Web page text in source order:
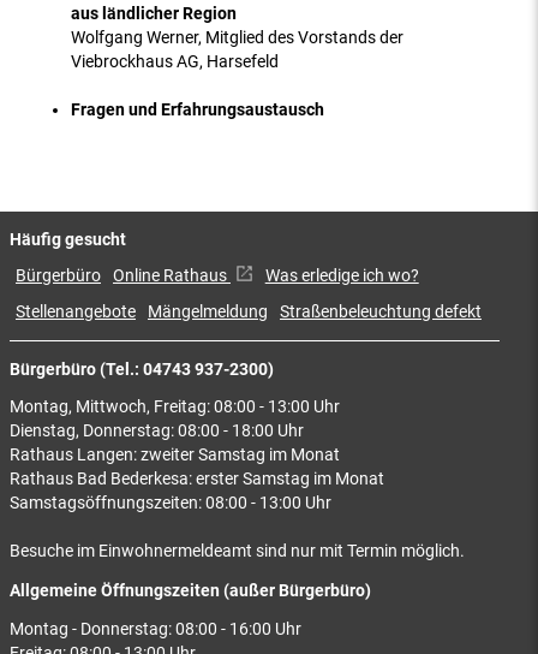
aus ländlicher Region
Wolfgang Werner, Mitglied des Vorstands der
Viebrockhaus AG, Harsefeld
Fragen und Erfahrungsaustausch
Bürgerbüro (Tel.: 04743 937-2300)
Montag, Mittwoch, Freitag: 08:00 - 13:00 Uhr
Dienstag, Donnerstag: 08:00 - 18:00 Uhr
Rathaus Langen: zweiter Samstag im Monat
Rathaus Bad Bederkesa: erster Samstag im Monat
Samstagsöffnungszeiten: 08:00 - 13:00 Uhr
Besuche im Einwohnermeldeamt sind nur mit Termin möglich.
Allgemeine Öffnungszeiten (außer Bürgerbüro)
Montag - Donnerstag: 08:00 - 16:00 Uhr
Häufig gesucht
Bürgerbüro Online Rathaus
Was erledige ich wo?
Stellenangebote
Mängelmeldung Straßenbeleuchtung defekt